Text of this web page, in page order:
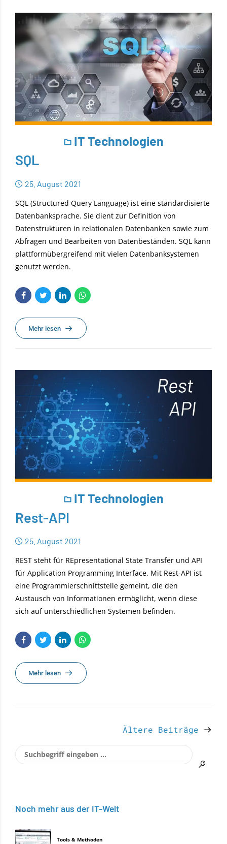
IT Technologien
SQL
25. August 2021
SQL (Structured Query Language) ist eine standardisierte
Datenbanksprache. Sie dient zur Definition von
Datenstrukturen in relationalen Datenbanken sowie zum
Abfragen und Bearbeiten von Datenbeständen. SQL kann
plattformübergreifend mit vielen Datenbanksystemen
genutzt werden.
Mehr lesen
IT Technologien
Rest-API
25. August 2021
REST steht für REpresentational State Transfer und API
für Application Programming Interface. Mit Rest-API ist
eine Programmierschnittstelle gemeint, die den
Austausch von Informationen ermöglicht, wenn diese
sich auf unterschiedlichen Systemen befinden.
Mehr lesen
Ältere Beiträge
Noch mehr aus der IT-Welt